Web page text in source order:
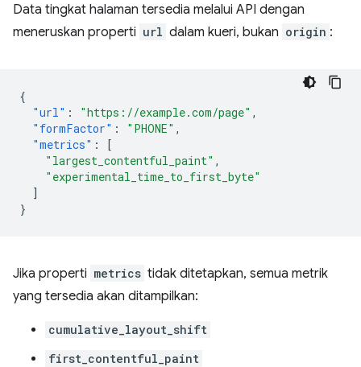
Data tingkat halaman tersedia melalui API dengan
meneruskan properti url dalam kueri, bukan origin :
{
"url" : "https://example.com/page" ,
"formFactor" : "PHONE" ,
"metrics" :
[
"largest_contentful_paint" ,
"experimental_time_to_first_byte"
]
}
Jika properti metrics tidak ditetapkan, semua metrik
yang tersedia akan ditampilkan:
cumulative_layout_shift
first_contentful_paint